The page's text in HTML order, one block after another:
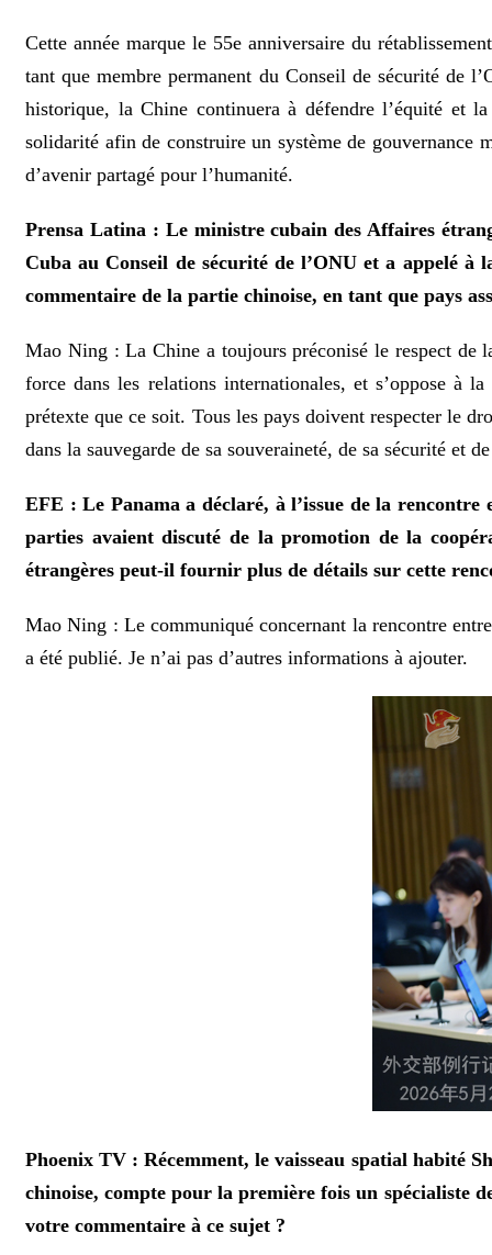
Cette année marque le 55e anniversaire du
tant que membre permanent du Conseil de sécurité de
historique, la Chine continuera à défendre l’équité et
solidarité afin de construire un système de gouvernance
d’avenir partagé pour l’humanité.
Prensa Latina : Le ministre cubain des Affaires
Cuba au Conseil de sécurité de l’ONU et a appelé
commentaire de la partie chinoise, en tant que pays
Mao Ning : La Chine a toujours préconisé le respect de
force dans les relations internationales, et s’oppose à
prétexte que ce soit. Tous les pays doivent respecter le
dans la sauvegarde de sa souveraineté, de sa sécurité et
EFE : Le Panama a déclaré, à l’issue de la
parties avaient discuté de la promotion de la
étrangères peut-il fournir plus de détails sur cette
Mao Ning : Le communiqué concernant la rencontre
a été publié. Je n’ai pas d’autres informations à ajouter.
Phoenix TV : Récemment, le vaisseau spatial habité
chinoise, compte pour la première fois un spécialiste
votre commentaire à ce sujet ?